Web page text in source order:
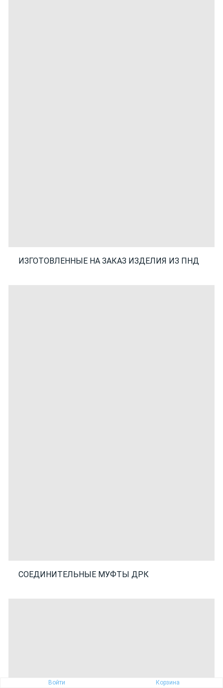
Войти Корзина
ИЗГОТОВЛЕННЫЕ НА ЗАКАЗ ИЗДЕЛИЯ ИЗ ПНД
СОЕДИНИТЕЛЬНЫЕ МУФТЫ ДРК